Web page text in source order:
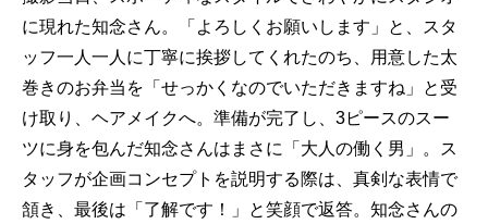
に現れた知念さん。「よろしくお願いします」と、スタ
ッフ一人一人に丁寧に挨拶してくれたのち、用意した太
巻きのお弁当を「せっかくなのでいただきますね」と受
け取り、ヘアメイクへ。準備が完了し、3ピースのスー
ツに身を包んだ知念さんはまさに「大人の働く男」。ス
タッフが企画コンセプトを説明する際は、真剣な表情で
頷き、最後は「了解です！」と笑顔で返答。知念さんの